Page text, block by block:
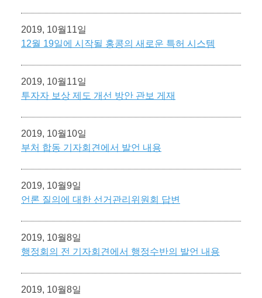
2019, 10월11일
12월 19일에 시작될 홍콩의 새로운 특허 시스템
2019, 10월11일
투자자 보상 제도 개선 방안 관보 게재
2019, 10월10일
부처 합동 기자회견에서 발언 내용
2019, 10월9일
언론 질의에 대한 선거관리위원회 답변
2019, 10월8일
행정회의 전 기자회견에서 행정수반의 발언 내용
2019, 10월8일